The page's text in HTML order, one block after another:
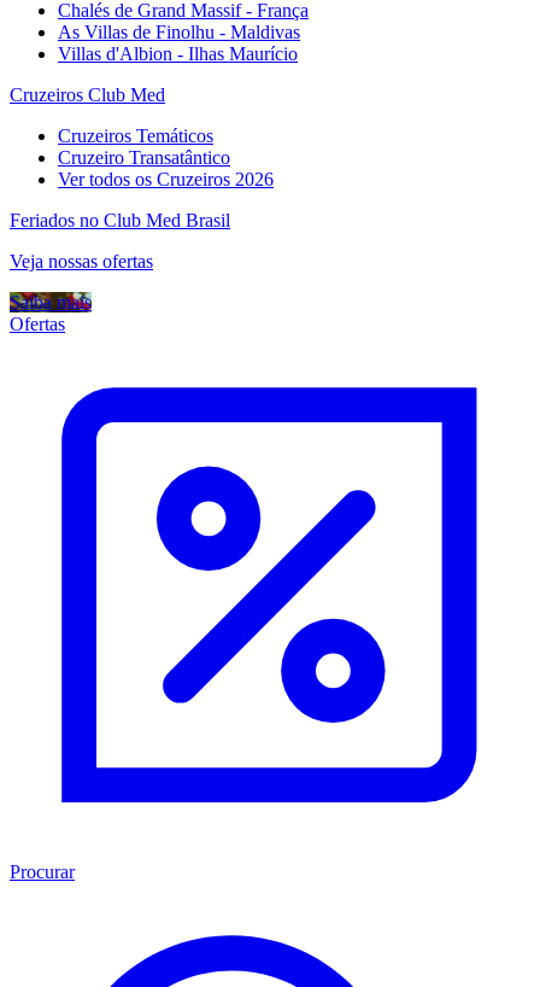
Chalés de Grand Massif - França
As Villas de Finolhu - Maldivas
Villas d'Albion - Ilhas Maurício
Cruzeiros Club Med
Cruzeiros Temáticos
Cruzeiro Transatântico
Ver todos os Cruzeiros 2026
Feriados no Club Med Brasil
Veja nossas ofertas
Saiba mais
Ofertas
Procurar